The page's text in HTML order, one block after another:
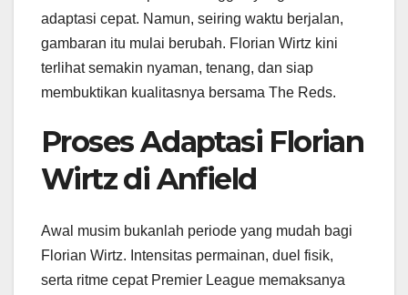
adaptasi cepat. Namun, seiring waktu berjalan,
gambaran itu mulai berubah. Florian Wirtz kini
terlihat semakin nyaman, tenang, dan siap
membuktikan kualitasnya bersama The Reds.
Proses Adaptasi Florian
Wirtz di Anfield
Awal musim bukanlah periode yang mudah bagi
Florian Wirtz. Intensitas permainan, duel fisik,
serta ritme cepat Premier League memaksanya